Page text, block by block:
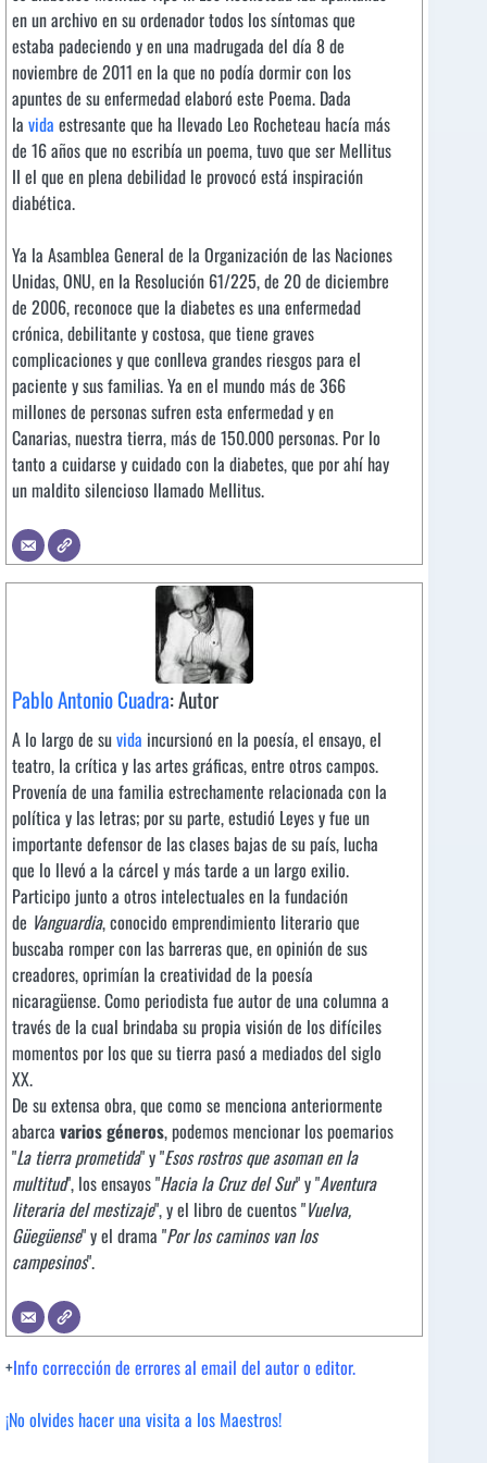
en un archivo en su ordenador todos los síntomas que
estaba padeciendo y en una madrugada del día 8 de
noviembre de 2011 en la que no podía dormir con los
apuntes de su enfermedad elaboró este Poema. Dada
la vida estresante que ha llevado Leo Rocheteau hacía más
de 16 años que no escribía un poema, tuvo que ser Mellitus
II el que en plena debilidad le provocó está inspiración
diabética.
Ya la Asamblea General de la Organización de las Naciones
Unidas, ONU, en la Resolución 61/225, de 20 de diciembre
de 2006, reconoce que la diabetes es una enfermedad
crónica, debilitante y costosa, que tiene graves
complicaciones y que conlleva grandes riesgos para el
paciente y sus familias. Ya en el mundo más de 366
millones de personas sufren esta enfermedad y en
Canarias, nuestra tierra, más de 150.000 personas. Por lo
tanto a cuidarse y cuidado con la diabetes, que por ahí hay
un maldito silencioso llamado Mellitus.
Pablo Antonio Cuadra: Autor
A lo largo de suvida incursionó en la poesía, el ensayo, el
teatro, la crítica y las artes gráficas, entre otros campos.
Provenía de una familia estrechamente relacionada con la
política y las letras; por su parte, estudió Leyes y fue un
importante defensor de las clases bajas de su país, lucha
que lo llevó a la cárcel y más tarde a un largo exilio.
Participo junto a otros intelectuales en la fundación
de Vanguardia, conocido emprendimiento literario que
buscaba romper con las barreras que, en opinión de sus
creadores, oprimían la creatividad de la poesía
nicaragüense. Como periodista fue autor de una columna a
través de la cual brindaba su propia visión de los difíciles
momentos por los que su tierra pasó a mediados del siglo
XX.
De su extensa obra, que como se menciona anteriormente
abarca varios géneros, podemos mencionar los poemarios
"La tierra prometida" y "Esos rostros que asoman en la
multitud", los ensayos "Hacia la Cruz del Sur" y "Aventura
literaria del mestizaje", y el libro de cuentos "Vuelva,
Güegüense" y el drama "Por los caminos van los
campesinos".
+Info corrección de errores al email del autor o editor.
¡No olvides hacer una visita a los Maestros!